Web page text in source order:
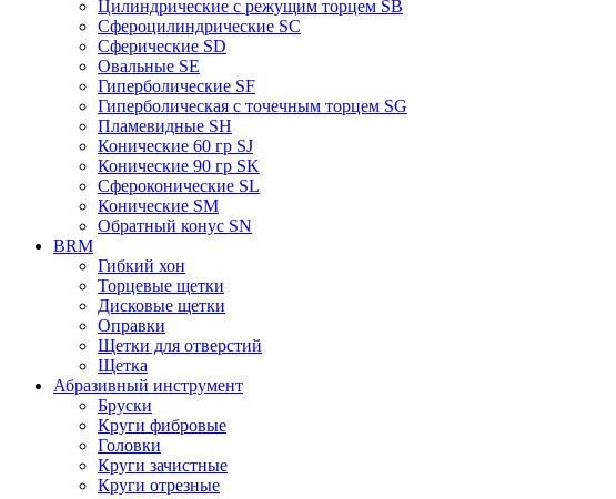
Цилиндрические с режущим торцем SB
Сфероцилиндрические SC
Сферические SD
Овальные SE
Гиперболические SF
Гиперболическая с точечным торцем SG
Пламевидные SH
Конические 60 гр SJ
Конические 90 гр SK
Сфероконические SL
Конические SM
Обратный конус SN
BRM
Гибкий хон
Торцевые щетки
Дисковые щетки
Оправки
Щетки для отверстий
Щетка
Абразивный инструмент
Бруски
Круги фибровые
Головки
Круги зачистные
Круги отрезные